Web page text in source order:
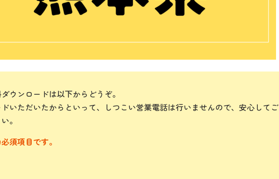
ウンロードは以下からどうぞ。
ドいただいたからといって、しつこい営業電話は行いませんので、安心してご
。
須項目です。